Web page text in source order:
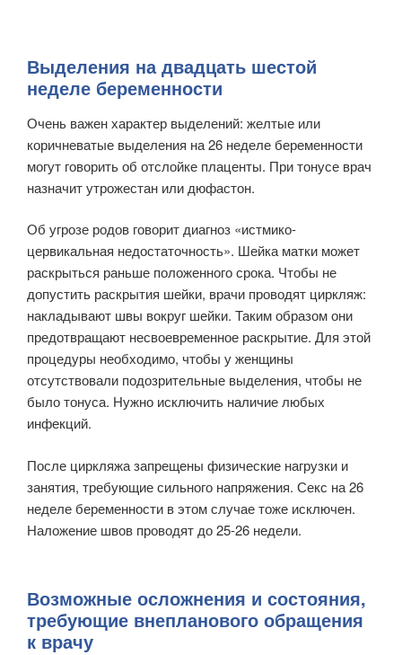
Выделения на двадцать шестой
неделе беременности
Очень важен характер выделений: желтые или
коричневатые выделения на 26 неделе беременности
могут говорить об отслойке плаценты. При тонусе врач
назначит утрожестан или дюфастон.
Об угрозе родов говорит диагноз «истмико-
цервикальная недостаточность». Шейка матки может
раскрыться раньше положенного срока. Чтобы не
допустить раскрытия шейки, врачи проводят циркляж:
накладывают швы вокруг шейки. Таким образом они
предотвращают несвоевременное раскрытие. Для этой
процедуры необходимо, чтобы у женщины
отсутствовали подозрительные выделения, чтобы не
было тонуса. Нужно исключить наличие любых
инфекций.
После циркляжа запрещены физические нагрузки и
занятия, требующие сильного напряжения. Секс на 26
неделе беременности в этом случае тоже исключен.
Наложение швов проводят до 25-26 недели.
Возможные осложнения и состояния,
требующие внепланового обращения
к врачу